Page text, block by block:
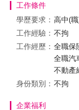
工作條件
學歷要求： 高中(
工作經驗： 不拘
工作經歷： 全職保
全職汽
不動產
身份類別： 不拘
企業福利